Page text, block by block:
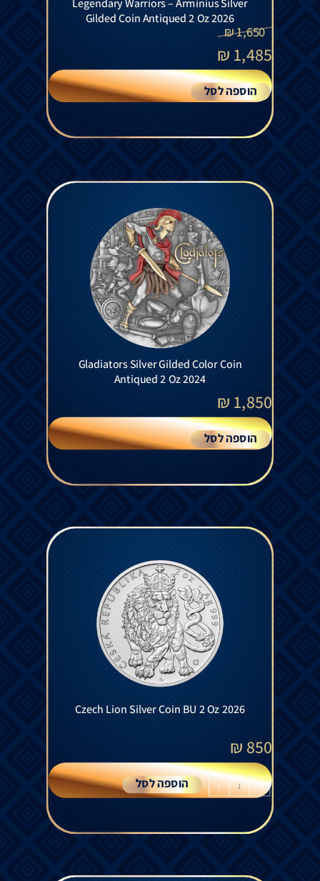
Legendary Warriors – Arminius Silver
Gilded Coin Antiqued 2 Oz 2026
1,650
₪
1,485
₪
הוספה לסל
Gladiators Silver Gilded Color Coin
Antiqued 2 Oz 2024
1,850
₪
הוספה לסל
Czech Lion Silver Coin BU 2 Oz 2026
850
₪
-
+ הוספה לסל